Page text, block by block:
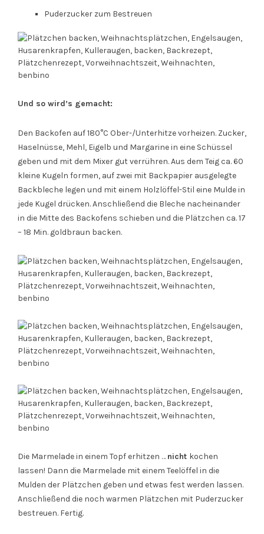
Puderzucker zum Bestreuen
Und so wird’s gemacht:
Den Backofen auf 180°C Ober-/Unterhitze vorheizen. Zucker,
Haselnüsse, Mehl, Eigelb und Margarine in eine Schüssel
geben und mit dem Mixer gut verrühren. Aus dem Teig ca. 60
kleine Kugeln formen, auf zwei mit Backpapier ausgelegte
Backbleche legen und mit einem Holzlöffel-Stil eine Mulde in
jede Kugel drücken. Anschließend die Bleche nacheinander
in die Mitte des Backofens schieben und die Plätzchen ca. 17
– 18 Min. goldbraun backen.
Die Marmelade in einem Topf erhitzen … nicht kochen
lassen! Dann die Marmelade mit einem Teelöffel in die
Mulden der Plätzchen geben und etwas fest werden lassen.
Anschließend die noch warmen Plätzchen mit Puderzucker
bestreuen. Fertig.